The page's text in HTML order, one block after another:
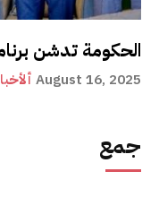
الحكومة تدشن
August 16, 2025
جمع